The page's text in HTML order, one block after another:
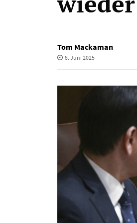
Tom Mackaman
8. Juni 2025